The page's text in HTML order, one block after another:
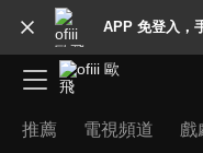
APP 免登入，
推薦 電視頻道 戲